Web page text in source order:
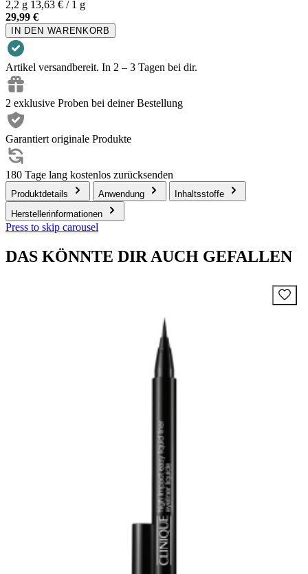
2,2 g 13,63 € / 1 g
29,99 €
IN DEN WARENKORB
Artikel versandbereit. In 2 – 3 Tagen bei dir.
2 exklusive Proben bei deiner Bestellung
Garantiert originale Produkte
180 Tage lang kostenlos zurücksenden
Produktdetails Anwendung
Inhaltsstoffe
Herstellerinformationen
Press to skip carousel
DAS KÖNNTE DIR AUCH GEFALLEN